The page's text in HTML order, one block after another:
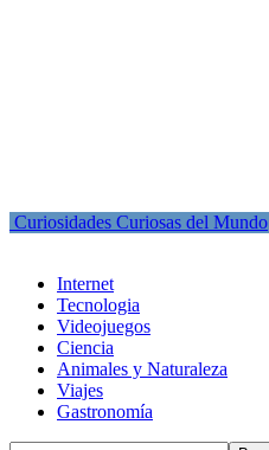
Curiosidades Curiosas del Mundo
Internet
Tecnologia
Videojuegos
Ciencia
Animales y Naturaleza
Viajes
Gastronomía